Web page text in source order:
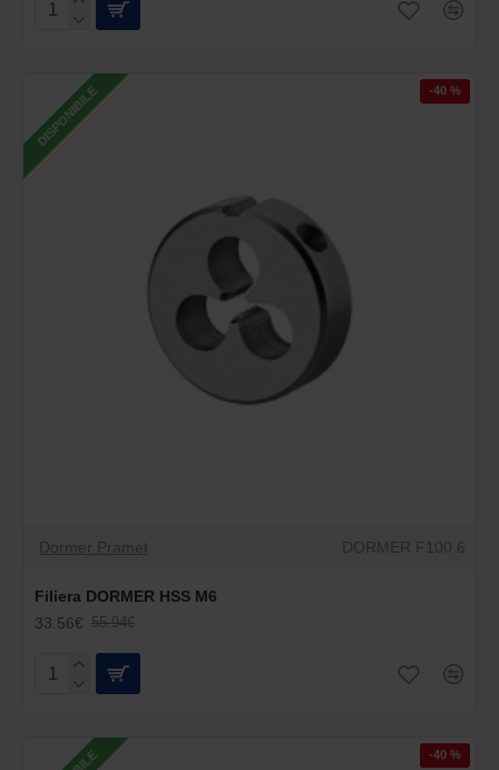
DISPONIBILE -40 %
Dormer Pramet DORMER F100 6
Filiera DORMER HSS M6
33.56€ 55.94€
-40 %